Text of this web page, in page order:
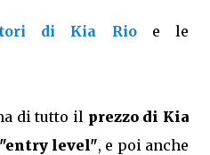
di Kia Rioe le
di tutto il prezzo di Kia
level", e poi anche